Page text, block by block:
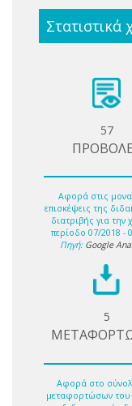
Στατιστικά
57
Αφορά στις
επισκέψεις της
διατριβής για την
περίοδο 07/2018 -
Πηγή: Google
5
Αφορά στο
μεταφορτώσων του